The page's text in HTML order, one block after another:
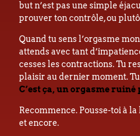
but n’est pas une simple
prouver ton contrôle, ou
Quand tu sens l’orgasme
attends avec tant
cesses les contractions. Tu
plaisir au dernier moment.
C’est ça, un orgasme
Recommence. Pousse-toi à
et encore.